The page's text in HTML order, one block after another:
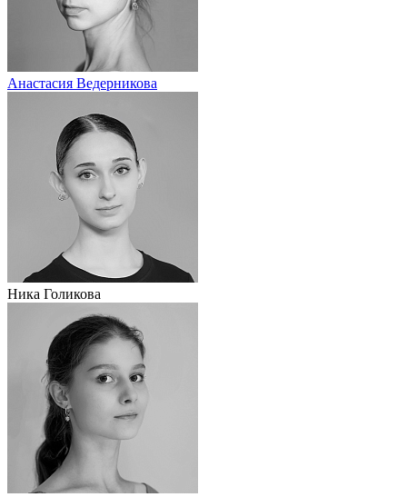
Анастасия Ведерникова
Ника Голикова